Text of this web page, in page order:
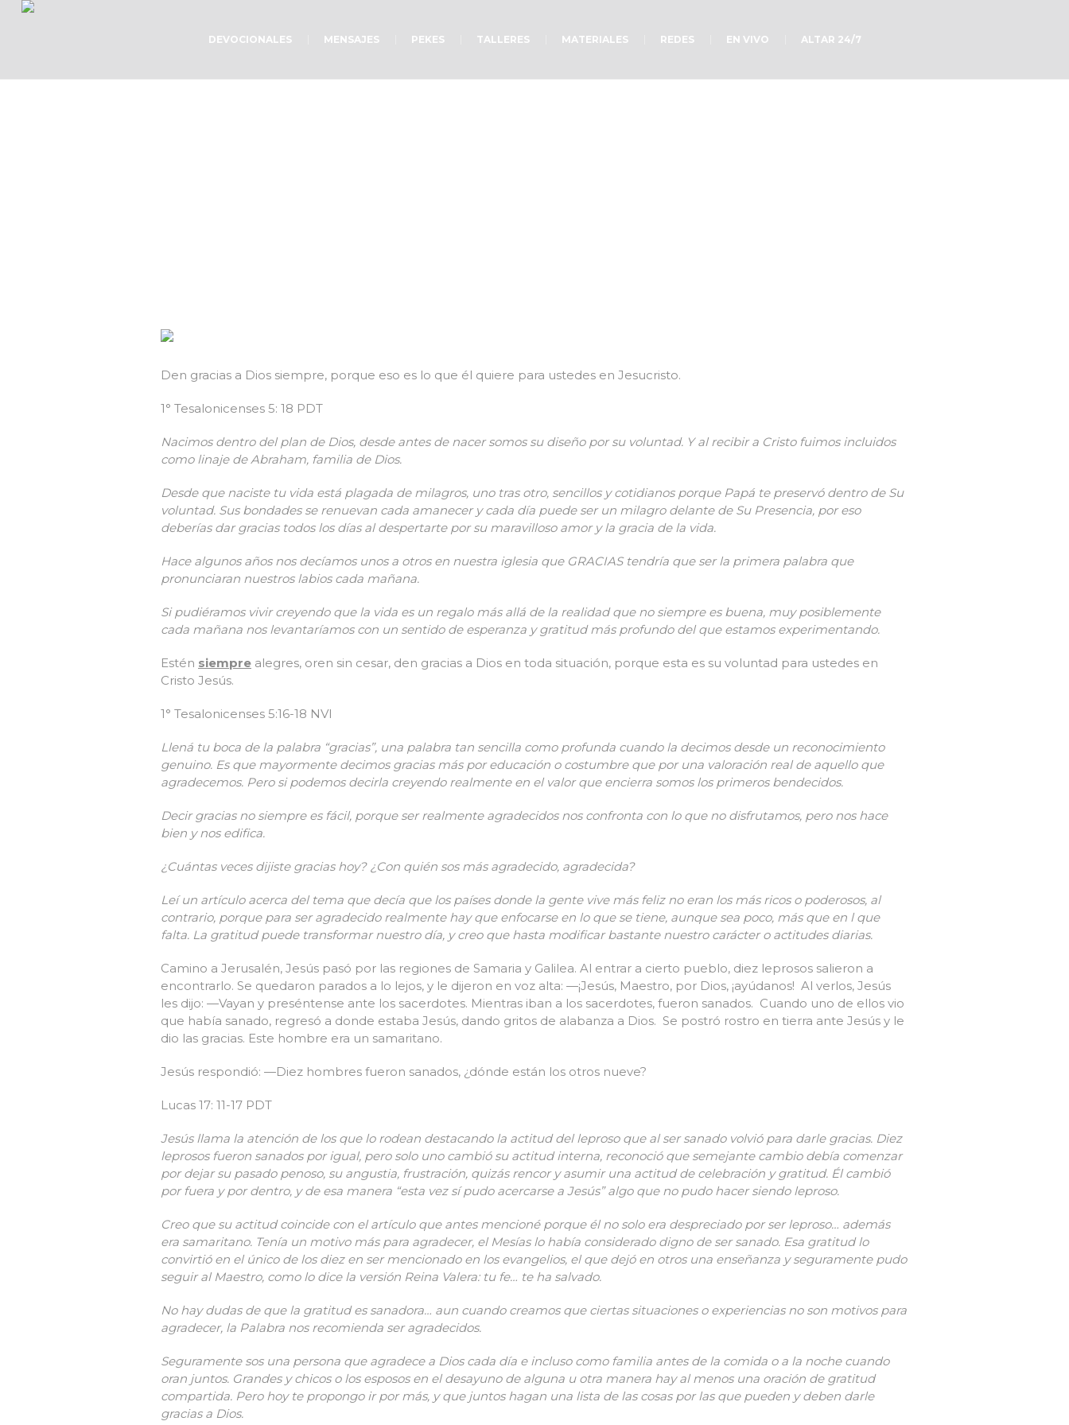
DEVOCIONALES MENSAJES PEKES TALLERES MATERIALES REDES EN VIVO ALTAR 24/7
Den gracias a Dios siempre, porque eso es lo que él quiere para ustedes en Jesucristo.
1° Tesalonicenses 5: 18 PDT
Nacimos dentro del plan de Dios, desde antes de nacer somos su diseño por su voluntad. Y al recibir a Cristo fuimos incluidos
como linaje de Abraham, familia de Dios.
Desde que naciste tu vida está plagada de milagros, uno tras otro, sencillos y cotidianos porque Papá te preservó dentro de Su
voluntad. Sus bondades se renuevan cada amanecer y cada día puede ser un milagro delante de Su Presencia, por eso
deberías dar gracias todos los días al despertarte por su maravilloso amor y la gracia de la vida.
Hace algunos años nos decíamos unos a otros en nuestra iglesia que GRACIAS tendría que ser la primera palabra que
pronunciaran nuestros labios cada mañana.
Si pudiéramos vivir creyendo que la vida es un regalo más allá de la realidad que no siempre es buena, muy posiblemente
cada mañana nos levantaríamos con un sentido de esperanza y gratitud más profundo del que estamos experimentando.
Estén siempre alegres, oren sin cesar, den gracias a Dios en toda situación, porque esta es su voluntad para ustedes en
Cristo Jesús.
1° Tesalonicenses 5:16-18 NVI
Llená tu boca de la palabra “gracias”, una palabra tan sencilla como profunda cuando la decimos desde un reconocimiento
genuino. Es que mayormente decimos gracias más por educación o costumbre que por una valoración real de aquello que
agradecemos. Pero si podemos decirla creyendo realmente en el valor que encierra somos los primeros bendecidos.
Decir gracias no siempre es fácil, porque ser realmente agradecidos nos confronta con lo que no disfrutamos, pero nos hace
bien y nos edifica.
¿Cuántas veces dijiste gracias hoy? ¿Con quién sos más agradecido, agradecida?
Leí un artículo acerca del tema que decía que los países donde la gente vive más feliz no eran los más ricos o poderosos, al
contrario, porque para ser agradecido realmente hay que enfocarse en lo que se tiene, aunque sea poco, más que en l que
falta. La gratitud puede transformar nuestro día, y creo que hasta modificar bastante nuestro carácter o actitudes diarias.
Camino a Jerusalén, Jesús pasó por las regiones de Samaria y Galilea. Al entrar a cierto pueblo, diez leprosos salieron a
encontrarlo. Se quedaron parados a lo lejos, y le dijeron en voz alta: —¡Jesús, Maestro, por Dios, ¡ayúdanos! Al verlos, Jesús
les dijo: —Vayan y preséntense ante los sacerdotes. Mientras iban a los sacerdotes, fueron sanados. Cuando uno de ellos vio
que había sanado, regresó a donde estaba Jesús, dando gritos de alabanza a Dios. Se postró rostro en tierra ante Jesús y le
dio las gracias. Este hombre era un samaritano.
Jesús respondió: —Diez hombres fueron sanados, ¿dónde están los otros nueve?
Lucas 17: 11-17 PDT
Jesús llama la atención de los que lo rodean destacando la actitud del leproso que al ser sanado volvió para darle gracias. Diez
leprosos fueron sanados por igual, pero solo uno cambió su actitud interna, reconoció que semejante cambio debía comenzar
por dejar su pasado penoso, su angustia, frustración, quizás rencor y asumir una actitud de celebración y gratitud. Él cambió
por fuera y por dentro, y de esa manera “esta vez sí pudo acercarse a Jesús” algo que no pudo hacer siendo leproso.
Creo que su actitud coincide con el artículo que antes mencioné porque él no solo era despreciado por ser leproso… además
era samaritano. Tenía un motivo más para agradecer, el Mesías lo había considerado digno de ser sanado. Esa gratitud lo
convirtió en el único de los diez en ser mencionado en los evangelios, el que dejó en otros una enseñanza y seguramente pudo
seguir al Maestro, como lo dice la versión Reina Valera: tu fe… te ha salvado.
No hay dudas de que la gratitud es sanadora… aun cuando creamos que ciertas situaciones o experiencias no son motivos para
agradecer, la Palabra nos recomienda ser agradecidos.
Seguramente sos una persona que agradece a Dios cada día e incluso como familia antes de la comida o a la noche cuando
oran juntos. Grandes y chicos o los esposos en el desayuno de alguna u otra manera hay al menos una oración de gratitud
compartida. Pero hoy te propongo ir por más, y que juntos hagan una lista de las cosas por las que pueden y deben darle
gracias a Dios.